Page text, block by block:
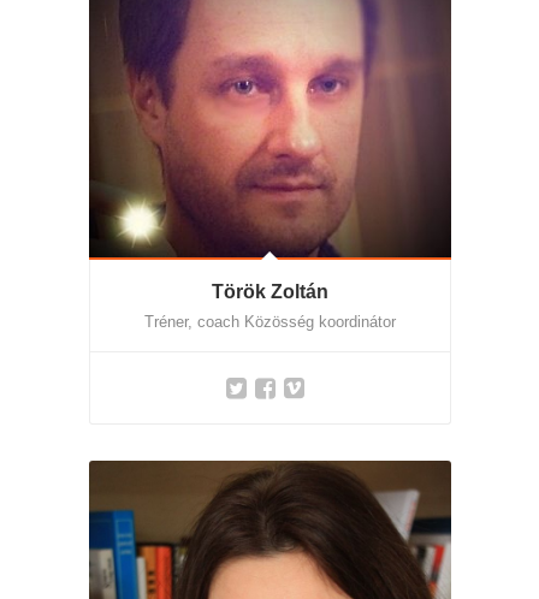
Török Zoltán
Tréner, coach Közösség koordinátor